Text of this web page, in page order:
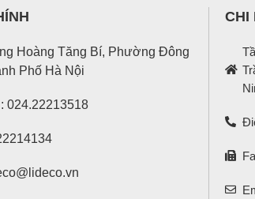
tại chỗ.
Hà Nội) Lideco tập trung xây các căn
vị trí 4 ô LK6. Đây cũng chính là phần
2017 đến nay.
Hoàng Tăng Bí, Phường Đông
Phố Hà Nội
024.22213518
CHI